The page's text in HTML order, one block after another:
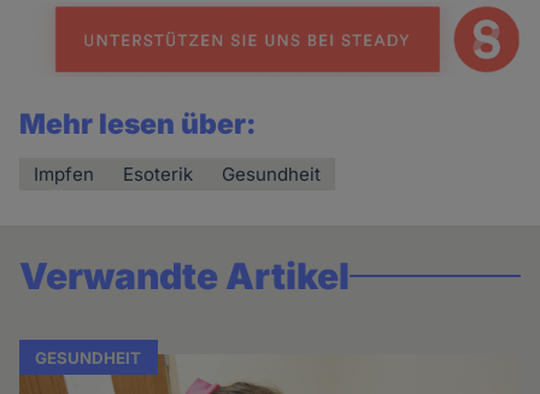
Mehr lesen über:
Impfen Esoterik Gesundheit
Verwandte Artikel
GESUNDHEIT